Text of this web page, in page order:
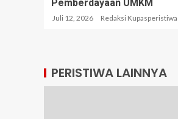
Pemberdayaan UMKM
Juli 12, 2026 Redaksi Kupasperistiwa
PERISTIWA LAINNYA